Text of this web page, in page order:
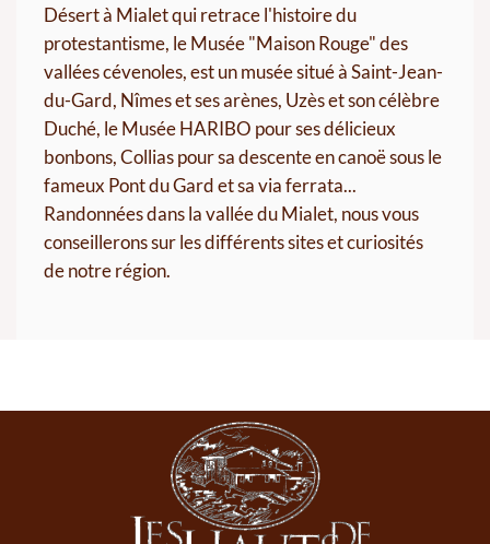
Désert à Mialet qui retrace l'histoire du
protestantisme, le Musée "Maison Rouge" des
vallées cévenoles, est un musée situé à Saint-Jean-
du-Gard, Nîmes et ses arènes, Uzès et son célèbre
Duché, le Musée HARIBO pour ses délicieux
bonbons, Collias pour sa descente en canoë sous le
fameux Pont du Gard et sa via ferrata...
Randonnées dans la vallée du Mialet, nous vous
conseillerons sur les différents sites et curiosités
de notre région.